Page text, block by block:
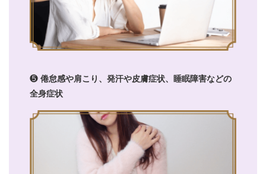
❺ 倦怠感や肩こり、発汗や皮膚症状、睡眠障害などの
全身症状